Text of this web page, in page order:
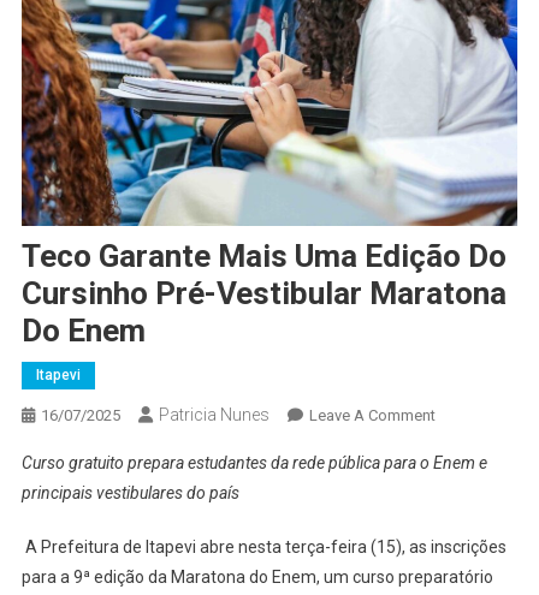
Teco Garante Mais Uma Edição Do
Cursinho Pré-Vestibular Maratona
Do Enem
Itapevi
16/07/2025 Patricia Nunes Leave A CommentOn
Garante
Edição
Do
Curso gratuito prepara estudantes da rede pública para o Enem e
principais vestibulares do país
A Prefeitura de Itapevi abre nesta terça-feira (15), as inscrições
para a 9ª edição da Maratona do Enem, um curso preparatório